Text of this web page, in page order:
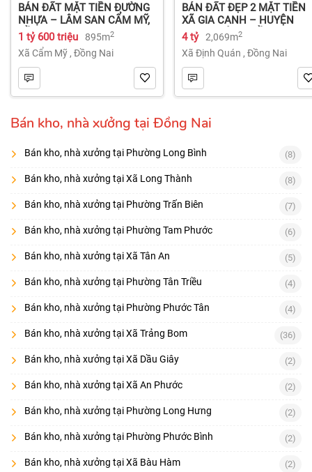
BÁN ĐẤT MẶT TIỀN ĐƯỜNG
NHỰA – LÂM SAN CẨM MỸ,
ĐỒNG NAI.
1 tỷ 600 triệu 895m2
Xã Cẩm Mỹ , Đồng Nai
BÁN ĐẤT ĐẸP 2 MẶT TIỀN
XÃ GIA CANH – HUYỆN
ĐỊNH QUÁN – ĐỒNG NAI dt
2.069m² 4 tỷ
4 tỷ 2,069m2
Xã Định Quán , Đồng Nai
Bán kho, nhà xưởng tại Đồng Nai
Bán kho, nhà xưởng tại Phường Long Bình (8)
Bán kho, nhà xưởng tại Xã Long Thành (8)
Bán kho, nhà xưởng tại Phường Trấn Biên (7)
Bán kho, nhà xưởng tại Phường Tam Phước (6)
Bán kho, nhà xưởng tại Xã Tân An (5)
Bán kho, nhà xưởng tại Phường Tân Triều (4)
Bán kho, nhà xưởng tại Phường Phước Tân (4)
Bán kho, nhà xưởng tại Xã Trảng Bom (36)
Bán kho, nhà xưởng tại Xã Dầu Giây (2)
Bán kho, nhà xưởng tại Xã An Phước (2)
Bán kho, nhà xưởng tại Phường Long Hưng (2)
Bán kho, nhà xưởng tại Phường Phước Bình (2)
Bán kho, nhà xưởng tại Xã Bàu Hàm (2)